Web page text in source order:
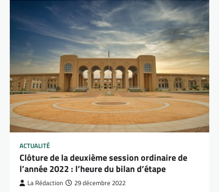
ACTUALITÉ
Clôture de la deuxième session ordinaire de
l’année 2022 : l’heure du bilan d’étape
La Rédaction 29 décembre 2022